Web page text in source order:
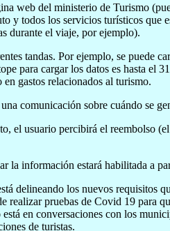
web del ministerio de Turismo
y todos los servicios turísticos que
durante el viaje, por ejemplo).
tandas. Por ejemplo, se puede
para cargar los datos es hasta el
gastos relacionados al turismo.
comunicación sobre cuándo se
el usuario percibirá el reembolso
la información estará habilitada a
delineando los nuevos requisitos
realizar pruebas de Covid 19 para
en conversaciones con los
de turistas.